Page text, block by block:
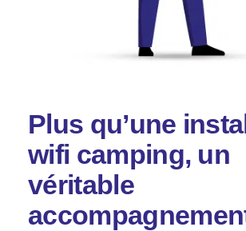
Plus qu’une
wifi camping, un
véritable